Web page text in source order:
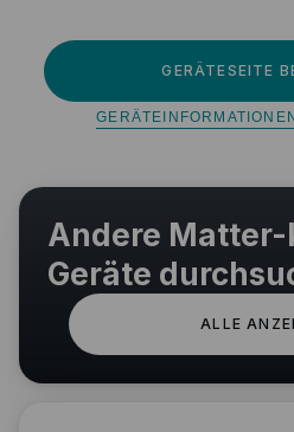
GERÄTESEITE
Andere
Geräte
ALLE